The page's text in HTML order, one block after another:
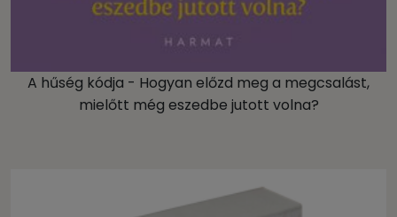
A hűség kódja - Hogyan előzd meg a megcsalást,
mielőtt még eszedbe jutott volna?